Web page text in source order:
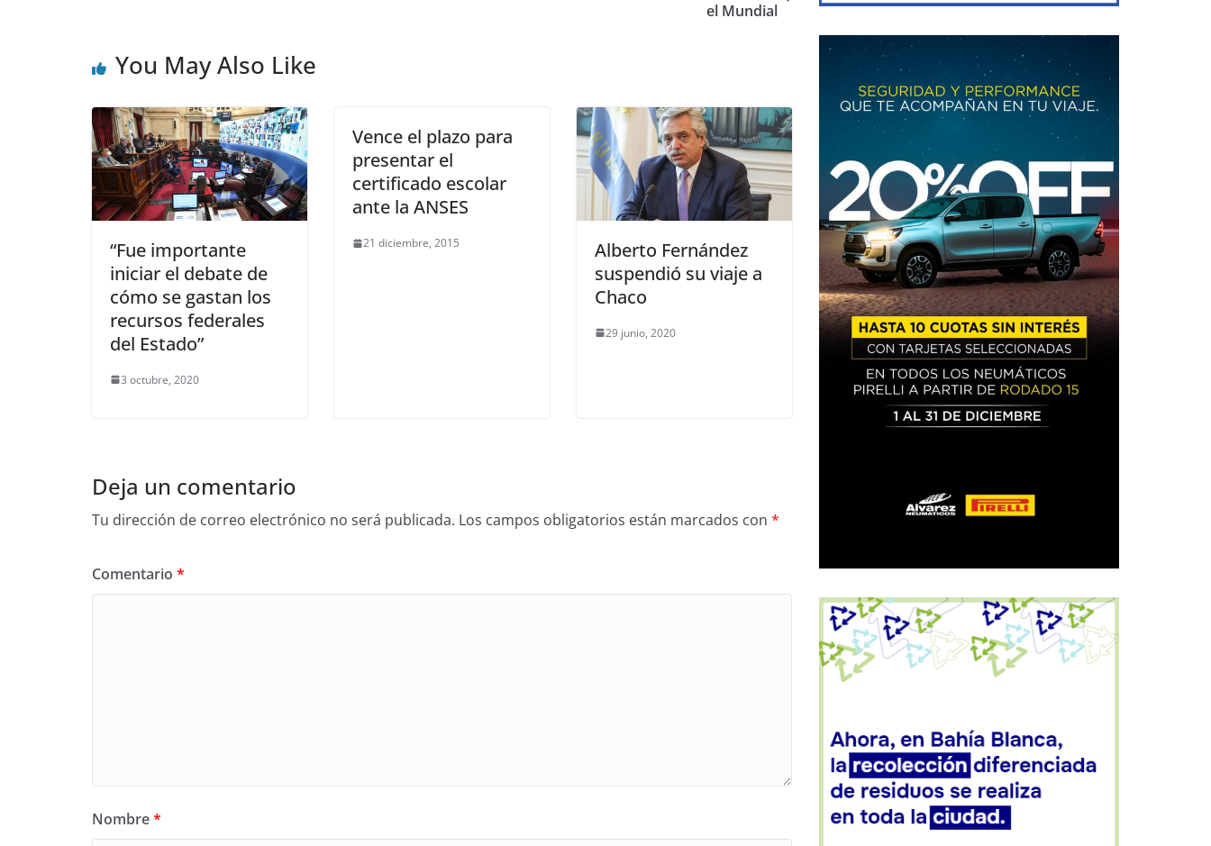
el Mundial
You May Also Like
“Fue importante
iniciar el debate de
cómo se gastan los
recursos federales
del Estado”
3 octubre, 2020
Vence el plazo para
presentar el
certificado escolar
ante la ANSES
21 diciembre, 2015
Alberto Fernández
suspendió su viaje a
Chaco
29 junio, 2020
Deja un comentario
Tu dirección de correo electrónico no será publicada. Los campos obligatorios están marcados con *
Comentario *
Nombre*